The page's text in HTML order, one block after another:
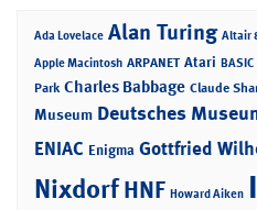
Ada Lovelace Alan Turing Altair
Apple Macintosh ARPANET Atari BASIC
Park Charles Babbage Claude
Museum Deutsches
ENIAC Enigma Gottfried
NixdorfHNF Howard Aiken